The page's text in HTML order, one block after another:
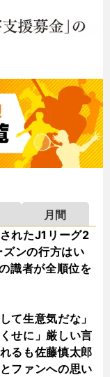
月間
れたJ1リーグ2
ンの行方はい
識者が全順位を
て生意気だな」
せに」厳しい言
るも佐藤慎太郎
ファンへの思い